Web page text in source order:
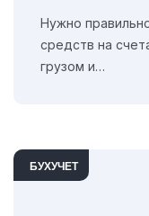
Нужно
средств на
грузом и…
БУХУЧЕТ